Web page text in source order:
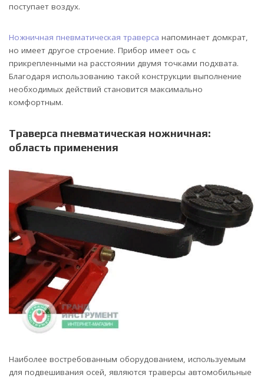
поступает воздух.
Ножничная пневматическая траверса напоминает домкрат,
но имеет другое строение. Прибор имеет ось с
прикрепленными на расстоянии двумя точками подхвата.
Благодаря использованию такой конструкции выполнение
необходимых действий становится максимально
комфортным.
Траверса пневматическая ножничная:
область применения
Наиболее востребованным оборудованием, используемым
для подвешивания осей, являются траверсы автомобильные